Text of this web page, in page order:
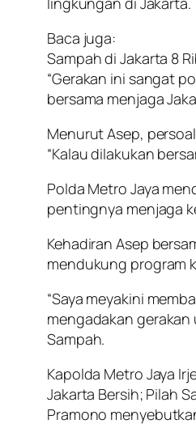
Baca juga:
Sampah di Jakarta 8
“Gerakan ini sangat
bersama menjaga
Menurut Asep,
“Kalau dilakukan
Polda Metro Jaya
pentingnya menjaga
Kehadiran Asep
mendukung program
“Saya meyakini
mengadakan gerakan
Sampah.
Kapolda Metro Jaya
Jakarta Bersih; Pilah
Pramono